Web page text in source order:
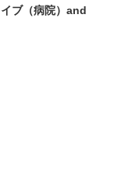
ブ（病院）and